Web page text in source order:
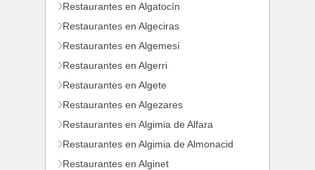
Restaurantes en Algatocín
Restaurantes en Algeciras
Restaurantes en Algemesí
Restaurantes en Algerri
Restaurantes en Algete
Restaurantes en Algezares
Restaurantes en Algimia de Alfara
Restaurantes en Algimia de Almonacid
Restaurantes en Alginet